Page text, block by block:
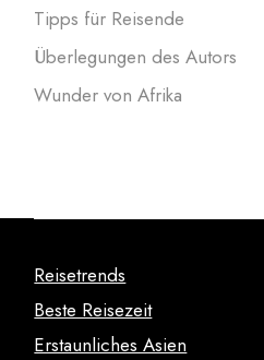
Tipps für Reisende
Überlegungen des Autors
Wunder von Afrika
Reisetrends
Beste Reisezeit
Erstaunliches Asien